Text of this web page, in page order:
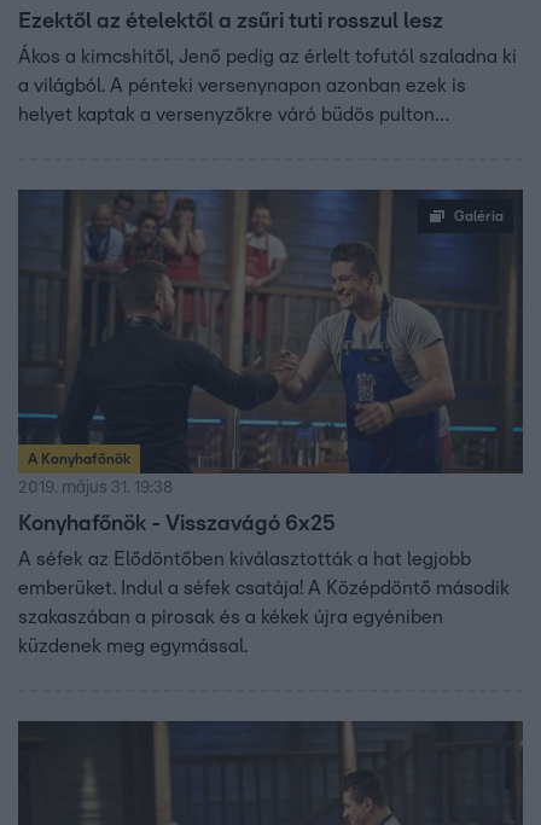
Ezektől az ételektől a zsűri tuti rosszul lesz
Ákos a kimcshitől, Jenő pedig az érlelt tofutól szaladna ki
a világból. A pénteki versenynapon azonban ezek is
helyet kaptak a versenyzőkre váró büdös pulton…
Galéria
A Konyhafőnök
2019. május 31. 19:38
Konyhafőnök - Visszavágó 6x25
A séfek az Elődöntőben kiválasztották a hat legjobb
emberüket. Indul a séfek csatája! A Középdöntő második
szakaszában a pirosak és a kékek újra egyéniben
küzdenek meg egymással.